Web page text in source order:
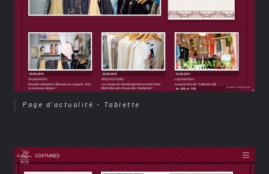
Page d'actualité - Tablette